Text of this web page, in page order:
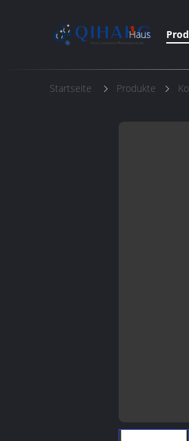
Haus
Startseite Produkte